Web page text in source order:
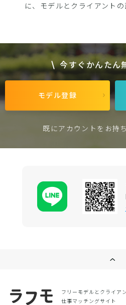
に、モデルとクライアント
今すぐかんたん
モデル登録
既にアカウントをお持
フリーモデルとクライア
仕事マッチングサイト